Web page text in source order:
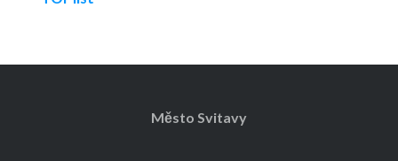
Město Svitavy